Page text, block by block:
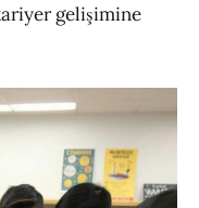
gelişimine